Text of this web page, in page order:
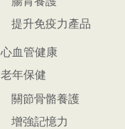
提升免疫力產品
心血管健康
老年保健
關節骨骼養護
增強記憶力